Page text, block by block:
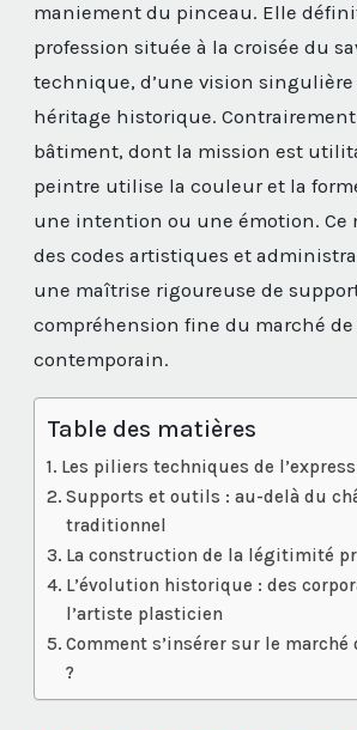
maniement du pinceau. Elle
profession située à la croisée du
technique, d’une vision singulière
héritage historique.
bâtiment, dont la mission est
peintre utilise la couleur et la
une intention ou une émotion. Ce
des codes artistiques et
une maîtrise rigoureuse de
compréhension fine du marché de
contemporain.
Table des matières
Les piliers techniques de
Supports et outils : au-delà du
traditionnel
La construction de la légitimité
L’évolution historique : des
l’artiste plasticien
Comment s’insérer sur le marché
?